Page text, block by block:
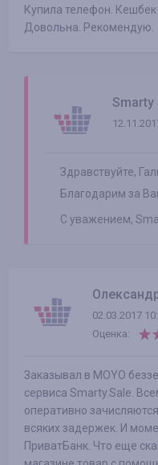
Купила телефон. Кешбек
Довольна. Рекомендую.
Smarty
Здравствуйте,
Благодарим за
С уважением,
02.03.2017
Оценка:
Заказывал в MOYO
сервиса Smarty.Sale.
оперативно
всяких задержек. И
ПриватБанк. Что еще